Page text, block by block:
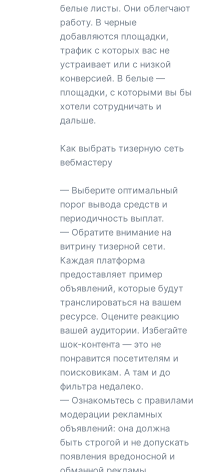
белые листы. Они облегчают
работу. В черные
добавляются площадки,
трафик с которых вас не
устраивает или с низкой
конверсией. В белые —
площадки, с которыми вы бы
хотели сотрудничать и
дальше.
Как выбрать тизерную сеть
вебмастеру
— Выберите оптимальный
порог вывода средств и
периодичность выплат.
— Обратите внимание на
витрину тизерной сети.
Каждая платформа
предоставляет пример
объявлений, которые будут
транслироваться на вашем
ресурсе. Оцените реакцию
вашей аудитории. Избегайте
шок-контента — это не
понравится посетителям и
поисковикам. А там и до
фильтра недалеко.
— Ознакомьтесь с правилами
модерации рекламных
объявлений: она должна
быть строгой и не допускать
появления вредоносной и